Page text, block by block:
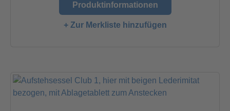
Produktinformationen
+ Zur Merkliste hinzufügen